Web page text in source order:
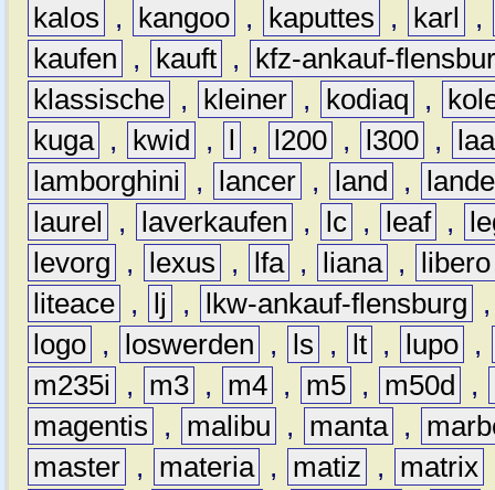
kalos
, kangoo , kaputtes , karl
,
kaufen
, kauft ,
kfz-ankauf-
klassische , kleiner , kodiaq ,
kuga , kwid , l , l200 , l300 ,
lamborghini
, lancer , land ,
laurel
, laverkaufen , lc , leaf ,
levorg
, lexus , lfa , liana ,
libero
liteace , lj , lkw-ankauf-flensburg
logo , loswerden , ls , lt , lupo ,
m235i
, m3 , m4 , m5 , m50d ,
magentis
, malibu , manta ,
master , materia , matiz , matrix